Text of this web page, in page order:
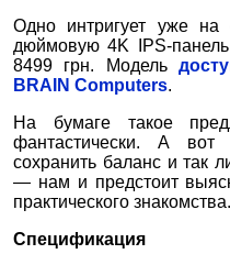
Одно интригует уже на
дюймовую 4K IPS-панель
8499 грн. Модель
BRAIN Computers.
На бумаге такое
фантастически. А вот
сохранить баланс и так
— нам и предстоит
практического знакомства.
Спецификация